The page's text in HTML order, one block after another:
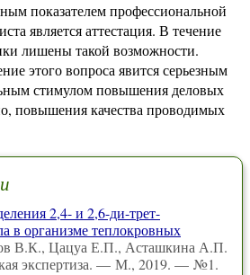
показателем профессиональной
является аттестация. В течение
лишены такой возможности.
этого вопроса явится серьезным
стимулом повышения деловых
повышения качества проводимых
2,4- и 2,6-ди-трет-
в организме теплокровных
В.К., Цацуа Е.П., Асташкина А.П.
экспертиза. — М., 2019. — №1.